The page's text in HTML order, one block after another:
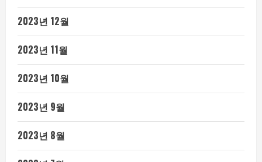
2023년 12월
2023년 11월
2023년 10월
2023년 9월
2023년 8월